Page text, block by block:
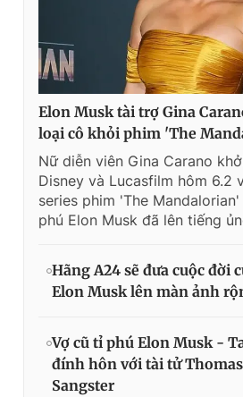
Elon Musk tài trợ Gina
loại cô khỏi phim 'The
Nữ diễn viên Gina Carano
Disney và Lucasfilm hôm 6.2
series phim 'The
phú Elon Musk đã lên tiếng
Hãng A24 sẽ đưa cuộc đời
Elon Musk lên màn ảnh
Vợ cũ tỉ phú Elon Musk -
đính hôn với tài tử
Sangster